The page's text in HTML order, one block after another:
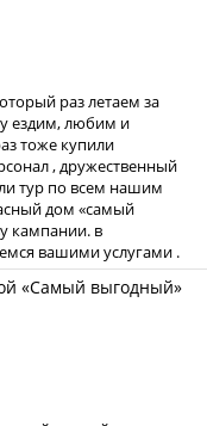
раз летаем за
ездим, любим и
тоже купили
, дружественный
тур по всем нашим
дом «самый
кампании. в
вашими услугами .